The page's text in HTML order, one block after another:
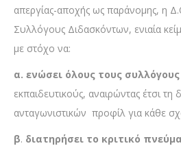
απεργίας-αποχής ως παράνομης, η
Συλλόγους Διδασκόντων, ενιαία
με στόχο να:
α. ενώσει όλους τους
εκπαιδευτικούς, αναιρώντας έτσι τη
ανταγωνιστικών προφίλ για κάθε
β. διατηρήσει το κριτικό